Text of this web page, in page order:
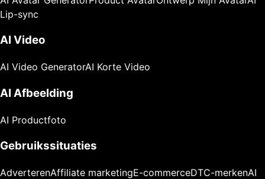
Lip-sync
AI Video
AI Video GeneratorAI Korte Video
AI Afbeelding
AI Productfoto
Gebruikssituaties
AdverterenAffiliate marketingE-commerceDTC-merkenAI